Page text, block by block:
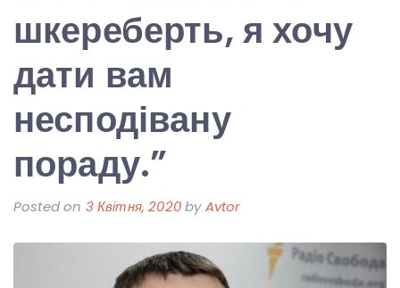
шкереберть, я хочу
дати вам
несподівану
пораду.”
Posted on 3 Квітня, 2020byAvtor